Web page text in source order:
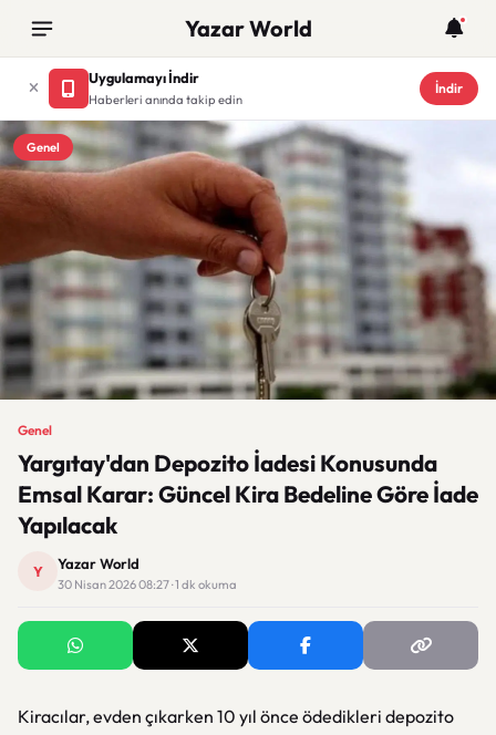
Yazar World
Uygulamayı İndir
Haberleri anında takip edin
İndir
Genel
Genel
Yargıtay'dan Depozito İadesi Konusunda
Emsal Karar: Güncel Kira Bedeline Göre İade
Yapılacak
Y Yazar World
30 Nisan 2026 08:27 · 1 dk okuma
Kiracılar, evden çıkarken 10 yıl önce ödedikleri depozito